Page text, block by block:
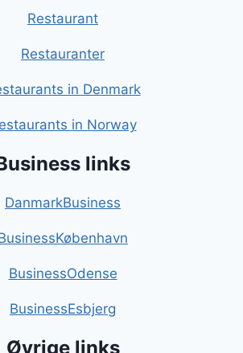
Restaurant
Restauranter
in Denmark
in Norway
links
DanmarkBusiness
BusinessOdense
BusinessEsbjerg
Øvrige links